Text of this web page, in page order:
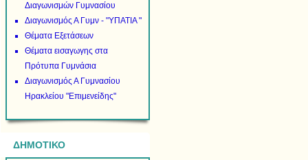
Διαγωνισμών Γυμνασίου
Διαγωνισμός Α Γυμν - "ΥΠΑΤΙΑ "
Θέματα Εξετάσεων
Θέματα εισαγωγης στα
Πρότυπα Γυμνάσια
Διαγωνισμός Α Γυμνασίου
Ηρακλείου "Επιμενείδης"
ΔΗΜΟΤΙΚΟ